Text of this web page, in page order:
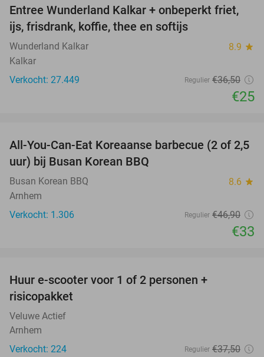
32%
Entree Wunderland Kalkar + onbeperkt friet,
ijs, frisdrank, koffie, thee en softijs
Wunderland Kalkar 8.9 star
Kalkar
Verkocht: 27.449
Regulier €36,50
€25
30%
All-You-Can-Eat Koreaanse barbecue (2 of 2,5
uur) bij Busan Korean BBQ
Busan Korean BBQ 8.6 star
Arnhem
Verkocht: 1.306
Regulier €46,90
€33
Huur e-scooter voor 1 of 2 personen +
risicopakket
Veluwe Actief
Arnhem
Verkocht: 224
Regulier €37,50